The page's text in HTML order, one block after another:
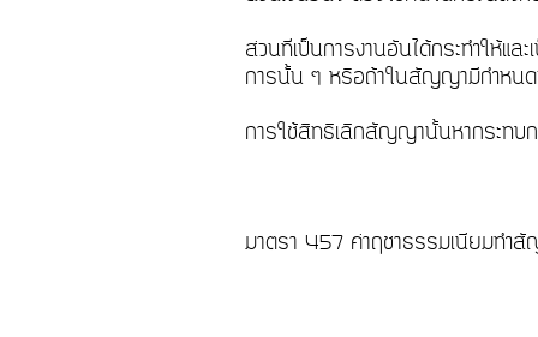
ส่วนที่เป็นการงานอันได้กระทำให้แ
การนั้น ๆ หรือถ้าในสัญญามีกำหน
การใช้สิทธิเลิกสัญญานั้นหากระทบ
มาตรา 457 ค่าฤชาธรรมเนียมท